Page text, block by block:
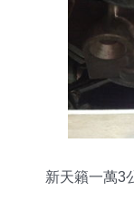
新天籟一萬3